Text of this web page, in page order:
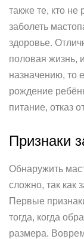
также те, кто не
заболеть
здоровье.
половая жизнь,
назначению, то
рождение
питание, отказ
Признаки
Обнаружить
сложно, так как
Первые
тогда, когда
размера.